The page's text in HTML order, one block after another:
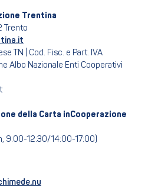
Trentina
Trento
TN | Cod. Fisc. e Part. IVA
Albo Nazionale Enti Cooperativi
della Carta inCooperazione
9:00-12:30/14:00-17:00)